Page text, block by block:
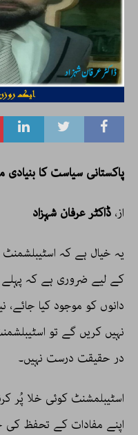
پاکستانی سیاست کا بنیادی
از، ڈاکٹر عرفان شہزاد
یہ خیال ہے کہ
کے لیے ضروری ہے کہ پہلے
دانوں کو موجود کیا جائے،
نہیں کریں گے تو
در حقیقت درست نہیں۔
اسٹیبلمشنٹ کوئی خلا پُر
اپنے مفادات کے تحفظ کی